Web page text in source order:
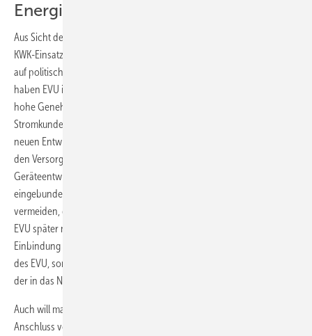
Energieversorgern
Aus Sicht des BKWK ist die bisher eher defensive Entwicklung des
KWK-Einsatzes nicht auf technisch wirtschaftliche Probleme, sondern
auf politische und strukturelle Nachteile zurückzuführen. Nicht selten
haben EVU in den Vergangenheit KWK-Projekte durch unterschiedlich
hohe Genehmigungshürden oder Tarifzugeständnisse an den
Stromkunden zum Kippen gebracht. Heute ist es so, dass praktisch alle
neuen Entwicklungen im KWK-Bereich in enger Zusammenarbeit mit
den Versorgern erfolgen. Die Versorger sind sogar finanziell in die
Geräteentwicklung, deren Feldtests und Weitervermarktung
eingebunden. Durch diesen Schulterschluss wollen die KWK-Akteure
vermeiden, dass Geräte entwickelt werden, die womöglich von den
EVU später nicht akzeptiert würden. Dabei geht es nicht nur um die
Einbindung eines BHKW in ein „virtuelles Kraftwerk“ unter der Ägide
des EVU, sondern auch um die Vergütung von überschüssigem Strom,
der in das Netz des Versorgers eingespeist wird.
Auch will man herausfinden, welchen Einfluss der massenhafte
Anschluss von Kleinst-BHKW auf die Netze haben wird und wie dieses